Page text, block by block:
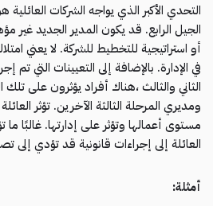
التحدي الأكبر الذي يواجه الشركات
الجيل الرابع. قد يكون المدير الجديد غير
أو استراتيجية للتخطيط للشركة. لا يعني
في الإدارة. بالإضافة إلى التعيينات التي
الثاني والثالث ،هناك أفراد يؤثرون على تلك
ومديري المرحلة الثالثة الآخرين. تؤثر
مستوى أعمالها وتؤثر على إدارتها. غالبًا ما
العائلة إلى إجراءات قانونية قد تؤدي إلى
أمثلة: